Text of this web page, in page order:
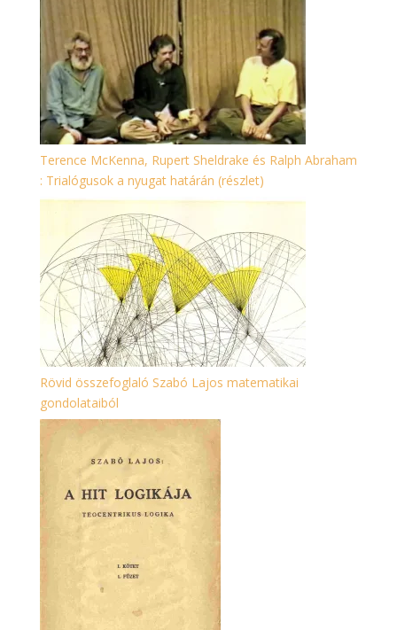
Terence McKenna, Rupert Sheldrake és Ralph Abraham
: Trialógusok a nyugat határán (részlet)
Rövid összefoglaló Szabó Lajos matematikai
gondolataiból